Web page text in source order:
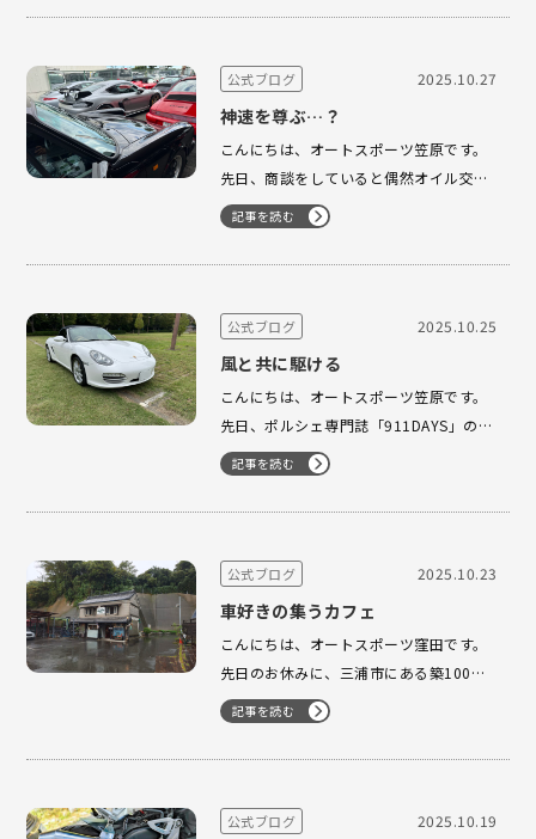
ありませんか！？さらに赤のカレラ2が1
964が店内に。 どんどん貴重になってい
公式ブログ 2025.10.27
神速を尊ぶ…？
こんにちは、オートスポーツ笠原です。
先日、商談をしていると偶然オイル交換
でいらしていたお客様も商談車両に興味
を持たれたらしく、同じ車両を複数のお
客様で争う現場を初めて見ることとなり
ら生産する新車とは異なり、中古車は全
…
記事を読む
公式ブログ 2025.10.25
風と共に駆ける
こんにちは、オートスポーツ笠原です。
先日、ポルシェ専門誌「911DAYS」の写
真撮影に参加いたしました。 撮影は2日
間にわたって行われ、弊社からは718ボ
クスターGTS4.0と987ボクスターにて参
にくの空模様ではありましたが、雨の合
記事を読む
公式ブログ 2025.10.23
車好きの集うカフェ
こんにちは、オートスポーツ窪田です。
先日のお休みに、三浦市にある築100年
の蔵をリノベーションして作られた「リ
バイバルカフェ」さんへ行ってきまし
た。 当日はあいにくの雨でしたが、その
気。お店の方によると、普段は平日（特
記事を読む
公式ブログ 2025.10.19